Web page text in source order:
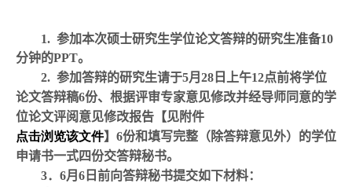
1. 参加本次硕士研究生学位论文答辩的研究生准备10
分钟的PPT。
2. 参加答辩的研究生请于5月 28 日上午12点前将学位
论文答辩稿6份、根据评审专家意见修改并经导师同意的学
位论文评阅意见修改报告【见附件
点击浏览该文件】 6份和填写完整（除答辩意见外）的学位
申请书一式四份交答辩秘书。
3． 6月 6 日前向答辩秘书提交如下材料：